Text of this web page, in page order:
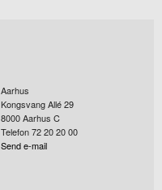
Aarhus
Kongsvang Allé 29
8000Aarhus C
Telefon 72 20 20 00
Send e-mail